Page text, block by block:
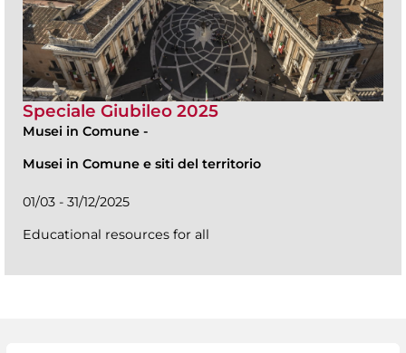
Speciale Giubileo 2025
Musei in Comune -
Musei in Comune e siti del territorio
01/03 - 31/12/2025
Educational resources for all